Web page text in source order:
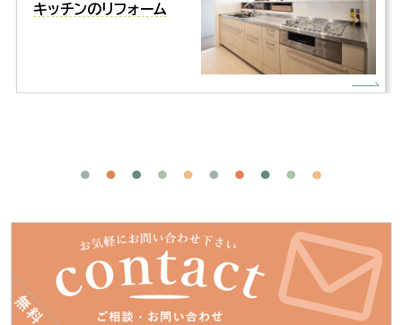
キッチンのリフォーム